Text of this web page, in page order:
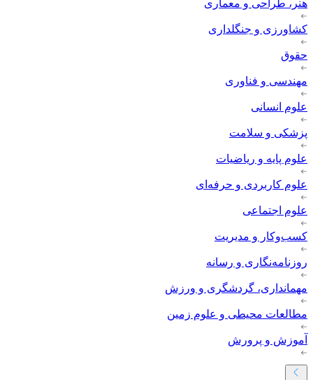
هنر، طراحی و معماری
کشاورزی و جنگلداری
حقوق
مهندسی و فناوری
علوم انسانی
پزشکی و سلامت
علوم پایه و ریاضیات
علوم کاربردی و حرفه‌ای
علوم اجتماعی
کسب‌وکار و مدیریت
روزنامه‌نگاری و رسانه
مهمانداری، گردشگری و ورزش
مطالعات محیطی و علوم زمین
آموزش و پرورش